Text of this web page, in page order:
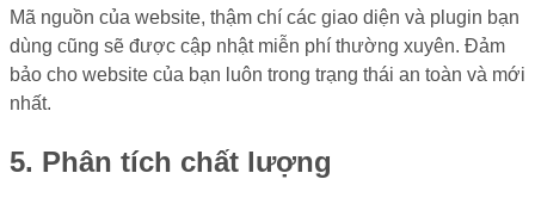
Mã nguồn của website, thậm chí các giao diện và plugin bạn
dùng cũng sẽ được cập nhật miễn phí thường xuyên. Đảm
bảo cho website của bạn luôn trong trạng thái an toàn và mới
nhất.
5. Phân tích chất lượng